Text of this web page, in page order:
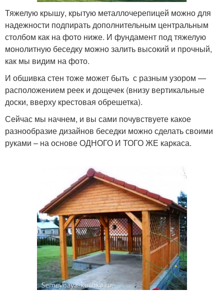
Тяжелую крышу, крытую металлочерепицей можно для
надежности подпирать дополнительным центральным
столбом как на фото ниже. И фундамент под тяжелую
монолитную беседку можно залить высокий и прочный,
как мы видим на фото.
И обшивка стен тоже может быть с разным узором —
расположением реек и дощечек (внизу вертикальные
доски, вверху крестовая обрешетка).
Сейчас мы начнем, и вы сами почувствуете какое
разнообразие дизайнов беседки можно сделать своими
руками – на основе ОДНОГО И ТОГО ЖЕ каркаса.